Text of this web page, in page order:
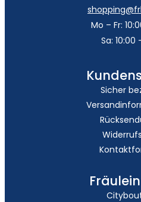
Mo – Fr:
Sa: 10:00
Sicher